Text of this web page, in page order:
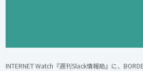
INTERNET Watch『週刊Slack情報局』に、